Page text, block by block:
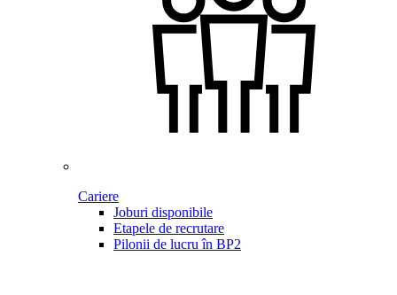
Cariere
Joburi disponibile
Etapele de recrutare
Pilonii de lucru în BP2